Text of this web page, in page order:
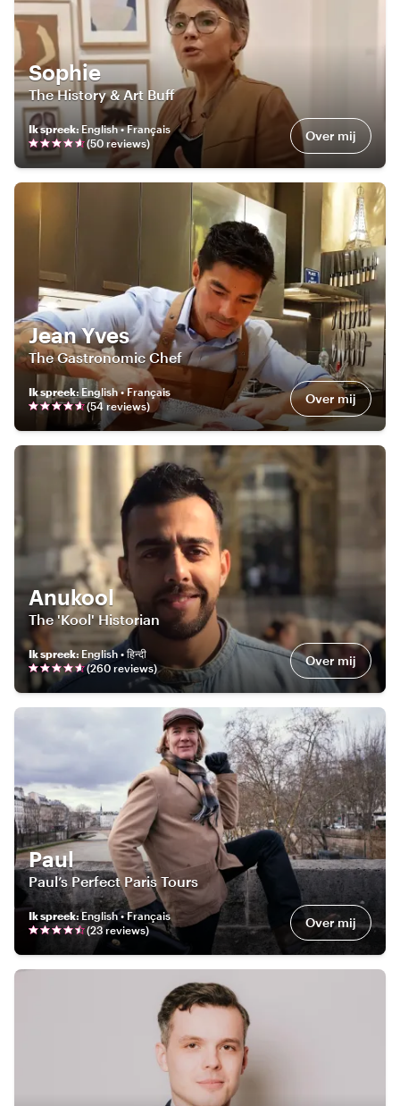
Sophie
The History & Art Buff
Ik spreek: English • Français
(50 reviews) Over mij
Jean Yves
The Gastronomic Chef
Ik spreek: English • Français
(54reviews) Over mij
Anukool
The 'Kool' Historian
Ik spreek: English • हिन्दी
(260 reviews) Over mij
Paul
Paul’s Perfect Paris Tours
Ik spreek:English • Français
(23reviews) Over mij